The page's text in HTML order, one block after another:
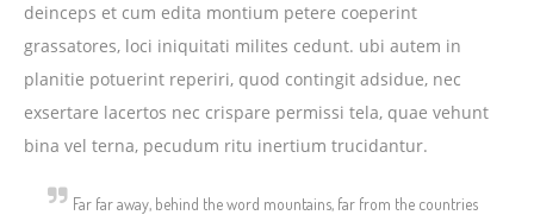
deinceps et cum edita montium petere coeperint
grassatores, loci iniquitati milites cedunt. ubi autem in
planitie potuerint reperiri, quod contingit adsidue, nec
exsertare lacertos nec crispare permissi tela, quae vehunt
bina vel terna, pecudum ritu inertium trucidantur.
Far far away, behind the word mountains, far from the countries